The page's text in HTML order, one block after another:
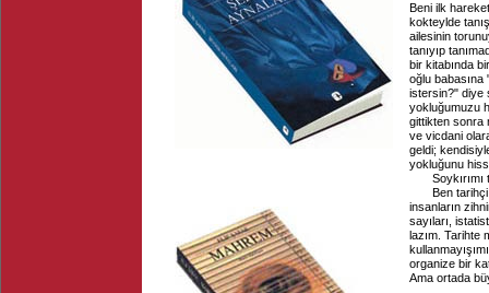
Beni ilk
kokteylde
ailesinin
tanıyıp
bir kitabında
oğlu
istersin?" diye
yokluğumuzu
gittikten sonra
ve vicdani
geldi;
yokluğunu
Soykırımı
Ben tarihçi,
insanların
sayıları,
lazım. Tarihte
organize bir
Ama ortada